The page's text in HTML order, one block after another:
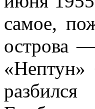
самое,
острова
«Нептун»